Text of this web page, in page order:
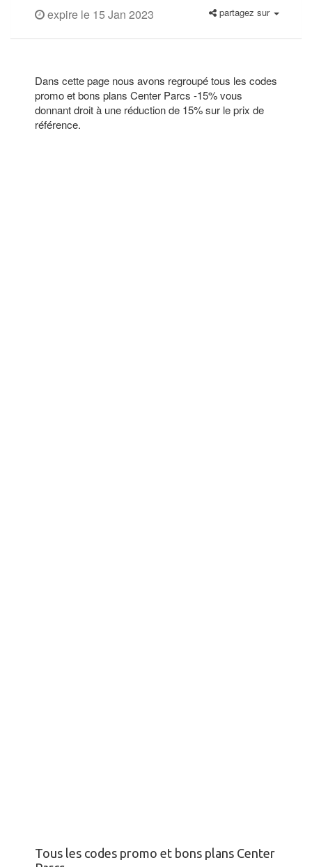
expire le 15 Jan 2023 partagez sur
Dans cette page nous avons regroupé tous les codes
promo et bons plans Center Parcs -15% vous
donnant droit à une réduction de 15% sur le prix de
référence.
Tous les codes promo et bons plans Center